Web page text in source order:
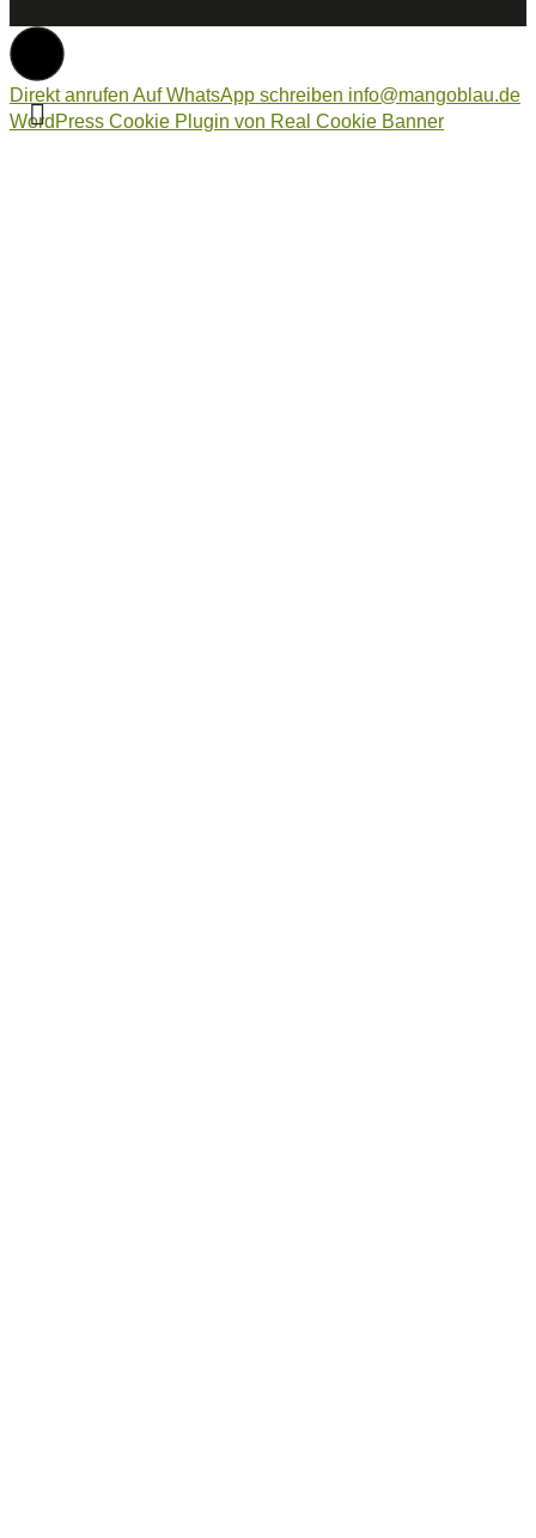
Direkt anrufen Auf WhatsApp schreiben info@mangoblau.de
WordPress Cookie Plugin von Real Cookie Banner